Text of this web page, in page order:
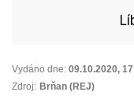
Vydáno dne: 09.10.2020,
Zdroj: Brňan (REJ)